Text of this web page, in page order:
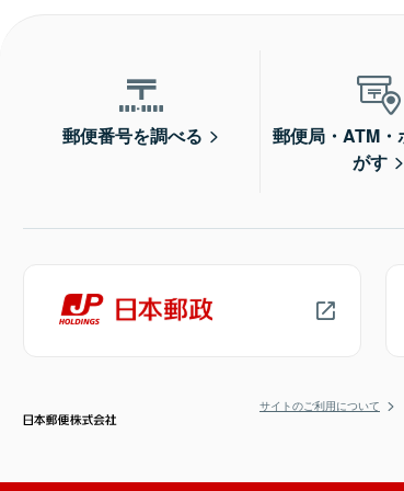
郵便番号を調べる
郵便局・ATM・
がす
サイトのご利用について